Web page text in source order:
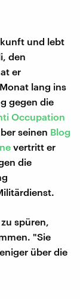
und lebt
den
er
lang ins
gegen die
Occupation
seinen Blog
vertritt er
die
spüren,
"Sie
über die